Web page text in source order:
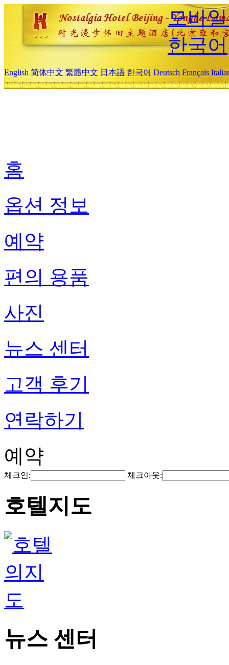
모바
한국어
English 简体中文 繁體中文 日本語 한국어 Deutsch Français
홈
옵션 정보
예약
편의 용품
사진
뉴스 센터
고객 후기
연락하기
예약
체크인: 체크아웃:
호텔지도
뉴스 센터